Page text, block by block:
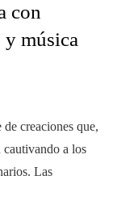
con
música
creaciones que,
cautivando a los
Las